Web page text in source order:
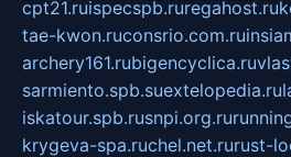
cpt21.ruispecspb.ruregahost.ru
tae-kwon.ruconsrio.com.ru
archery161.rubigencyclica.ru
sarmiento.spb.suextelopedia.ru
iskatour.spb.rusnpi.org.ru
krygeva-spa.ruchel.net.rurust-